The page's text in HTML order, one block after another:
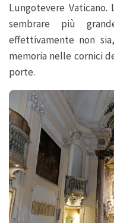
Lungotevere
sembrare più
effettivamente non
memoria nelle cornici
porte.